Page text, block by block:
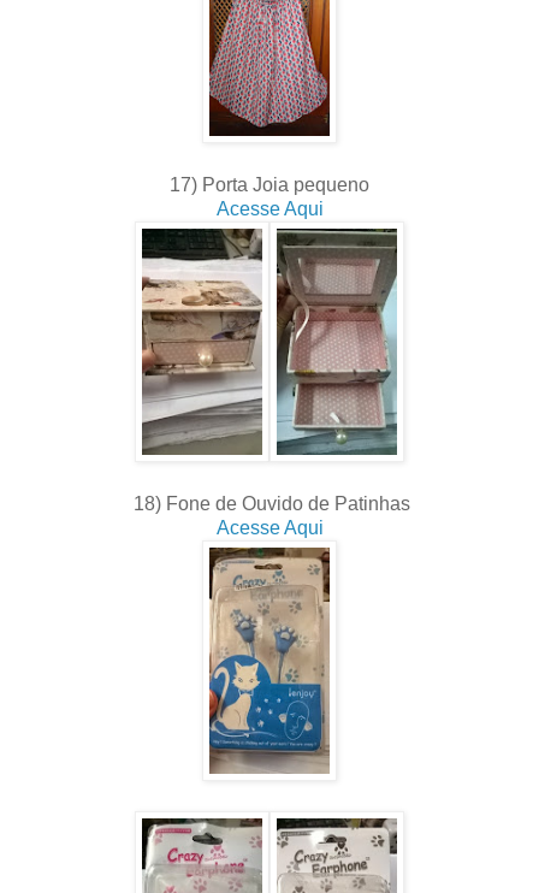
17) Porta Joia pequeno
Acesse Aqui
18) Fone de Ouvido de Patinhas
Acesse Aqui